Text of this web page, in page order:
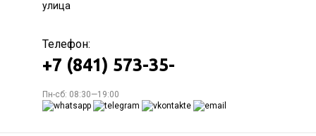
улица
Телефон:
+7 (841) 573-35-
Пн-сб: 08:30—19:00